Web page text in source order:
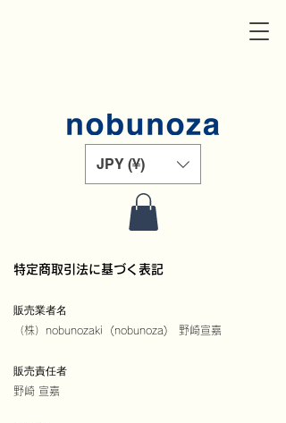
JPY (¥)
特定商取引法に基づく表記
販売業者名
（株）nobunozaki (nobunoza) 野崎宣嘉
販売責任者
野崎 宣嘉